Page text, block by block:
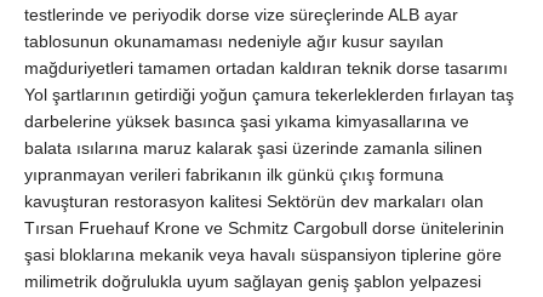
testlerinde ve periyodik dorse vize süreçlerinde ALB ayar
tablosunun okunamaması nedeniyle ağır kusur sayılan
mağduriyetleri tamamen ortadan kaldıran teknik dorse tasarımı
Yol şartlarının getirdiği yoğun çamura tekerleklerden fırlayan taş
darbelerine yüksek basınca şasi yıkama kimyasallarına ve
balata ısılarına maruz kalarak şasi üzerinde zamanla silinen
yıpranmayan verileri fabrikanın ilk günkü çıkış formuna
kavuşturan restorasyon kalitesi Sektörün dev markaları olan
Tırsan Fruehauf Krone ve Schmitz Cargobull dorse ünitelerinin
şasi bloklarına mekanik veya havalı süspansiyon tiplerine göre
milimetrik doğrulukla uyum sağlayan geniş şablon yelpazesi